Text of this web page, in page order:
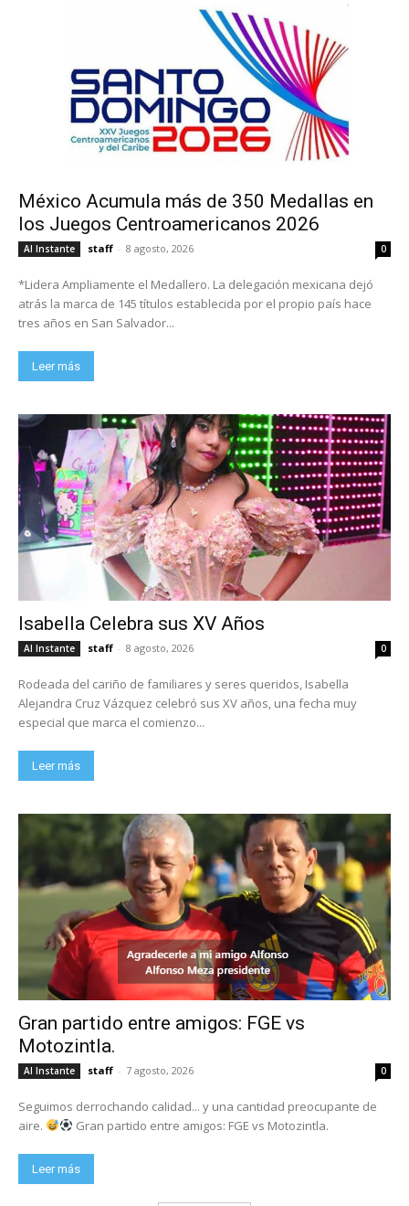
México Acumula más de 350 Medallas en
los Juegos Centroamericanos 2026
Al Instante staff - 8 agosto, 2026 0
*Lidera Ampliamente el Medallero. La delegación mexicana dejó
atrás la marca de 145 títulos establecida por el propio país hace
tres años en San Salvador...
Leer más
Isabella Celebra sus XV Años
Al Instante staff - 8 agosto, 2026 0
Rodeada del cariño de familiares y seres queridos, Isabella
Alejandra Cruz Vázquez celebró sus XV años, una fecha muy
especial que marca el comienzo...
Leer más
Gran partido entre amigos: FGE vs
Motozintla.
Al Instante staff - 7 agosto, 2026 0
Seguimos derrochando calidad... y una cantidad preocupante de
aire.
Gran partido entre amigos: FGE vs Motozintla.
Leer más